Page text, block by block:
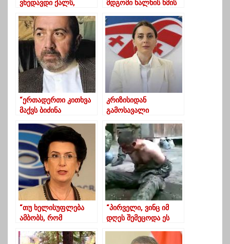
ვხედავდი ქალს,
ვაღმერთებდი
მდგომი ხალხის ხმის
მელია
“ერთადერთი კითხვა
მაქვს ბიძინა
მირცხულავა
კრიზისიდან
გამოსავალი
ხელისუფლების
პოლიტიკურ ნებაზე –
ხატია დეკანოიძე
“თუ ხელისუფლება
ამბობს, რომ
მართავს აღიარებს,
“პირველი, ვინც იმ
დღეს შემეცოდა ეს
ამ ადამიანს